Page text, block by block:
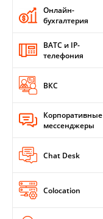
Онлайн-
бухгалтерия
ВАТС и IP-
телефония
ВКС
Корпоративные
мессенджеры
Chat Desk
Colocation